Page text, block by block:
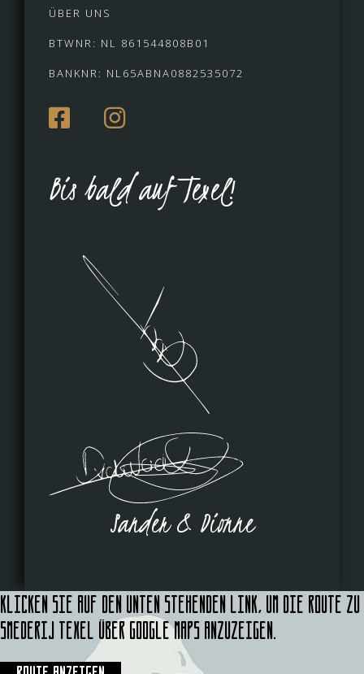
ÜBER UNS
BTWNR: NL 861544808B01
BANKNR: NL65ABNA0882535072
Bis bald auf Texel!
Sander & Dionne
Klicken Sie auf den unten stehenden Link, um die Route zu
Smederij Texel über Google Maps anzuzeigen.